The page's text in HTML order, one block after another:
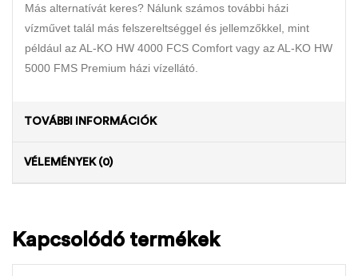
Más alternatívát keres? Nálunk számos további házi
vízművet talál más felszereltséggel és jellemzőkkel, mint
például az AL-KO HW 4000 FCS Comfort vagy az AL-KO HW
5000 FMS Premium házi vízellátó.
TOVÁBBI INFORMÁCIÓK
VÉLEMÉNYEK (0)
Kapcsolódó termékek